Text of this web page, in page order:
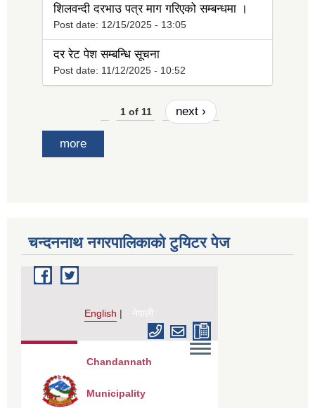
शिलवन्दी दरभाउ पत्र माग गरिएको सम्बन्धमा ।
Post date: 12/15/2025 - 13:05
दर रेट पेश सम्बन्धि सूचना
Post date: 11/12/2025 - 10:52
1 of 11 next ›
more
चन्दननाथ नगरपालिकाको टुयिटर पेज